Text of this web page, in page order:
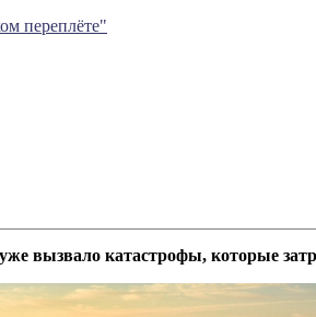
переплёте"
вызвало катастрофы, которые